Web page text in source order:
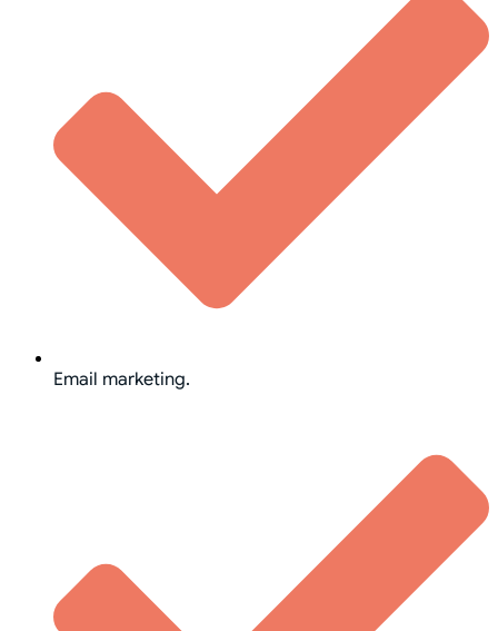
Email marketing.